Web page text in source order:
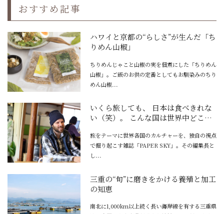
おすすめ記事
ハワイと京都の“らしさ”が生んだ「ち
りめん山椒」
ちりめんじゃこと山椒の実を佃煮にした「ちりめん
山椒」。ご飯のお供の定番としてもお馴染みのちり
めん山椒...
いくら旅しても、 日本は食べきれな
い（笑）。 こんな国は世界中どこに
旅をテーマに世界各国のカルチャーを、独自の視点
で掘り起こす雑誌「PAPER SKY」。その編集長と
し...
三重の“旬”に磨きをかける養殖と加工
の知恵
南北に1,000km以上続く長い海岸線を有する三重県